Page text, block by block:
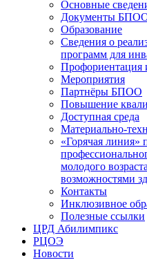
Основные
Документы
Образование
Сведения о
программ для
Профориентация
Мероприятия
Партнёры БПОО
Повышение
Доступная среда
Материально-
«Горячая линия»
молодого
возможностями
Контакты
Инклюзивное
Полезные ссылки
ЦРД Абилимпикс
РЦОЭ
Новости